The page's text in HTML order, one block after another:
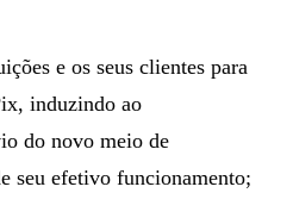
e os seus clientes para
induzindo ao
do novo meio de
seu efetivo funcionamento;